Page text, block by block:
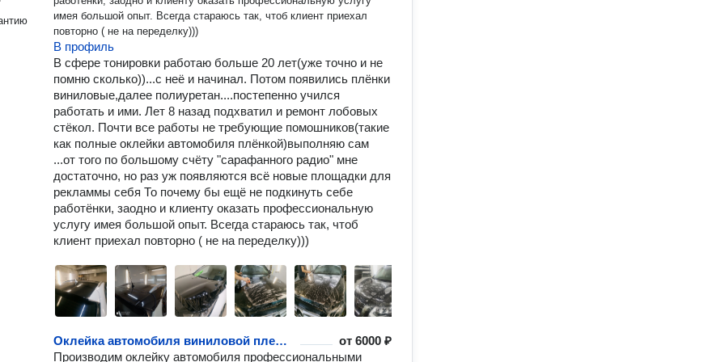
имея большой опыт. Всегда стараюсь так, чтоб клиент приехал
повторно ( не на переделку)))
В профиль
В сфере тонировки работаю больше 20 лет(уже точно и не
помню сколько))...с неё и начинал. Потом появились плёнки
виниловые,далее полиуретан....постепенно учился
работать и ими. Лет 8 назад подхватил и ремонт лобовых
стёкол. Почти все работы не требующие помошников(такие
как полные оклейки автомобиля плёнкой)выполняю сам
...от того по большому счёту "сарафанного радио" мне
достаточно, но раз уж появляются всё новые площадки для
рекламмы себя То почему бы ещё не подкинуть себе
работёнки, заодно и клиенту оказать профессиональную
услугу имея большой опыт. Всегда стараюсь так, чтоб
клиент приехал повторно ( не на переделку)))
Оклейка автомобиля виниловой пленкой от6000 ₽
Производим оклейку автомобиля профессиональными